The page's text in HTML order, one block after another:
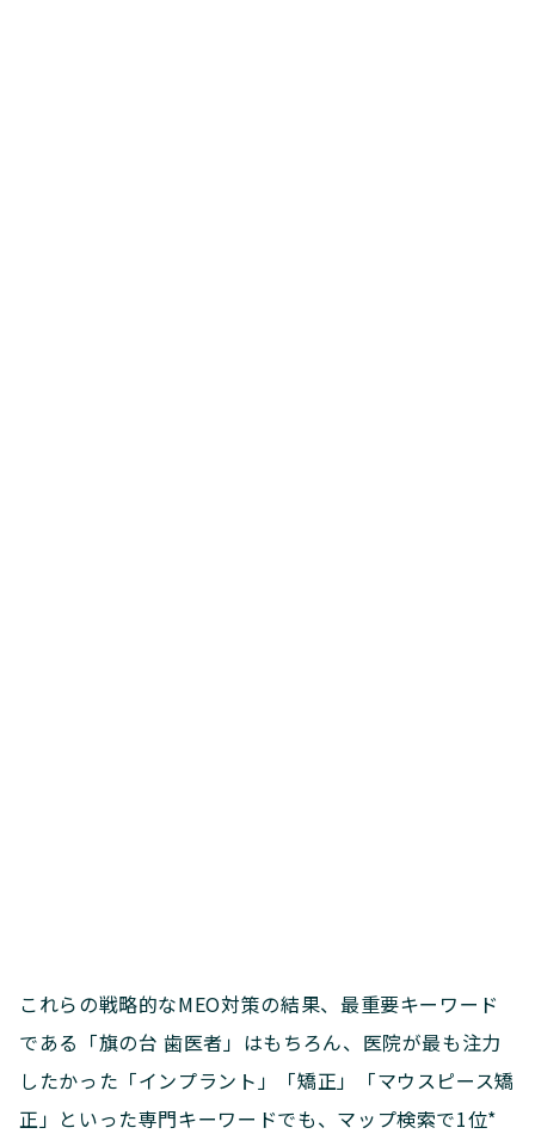
これらの戦略的なMEO対策の結果、最重要キーワード
である「旗の台 歯医者」はもちろん、医院が最も注力
したかった「インプラント」「矯正」「マウスピース矯
正」といった専門キーワードでも、マップ検索で1位*